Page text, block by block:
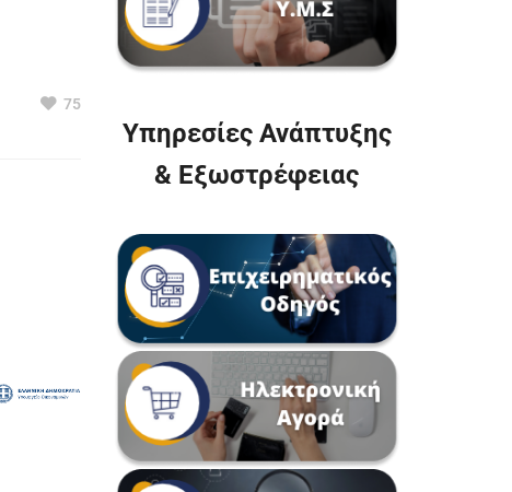
75
Υπηρεσίες Ανάπτυξης
& Εξωστρέφειας